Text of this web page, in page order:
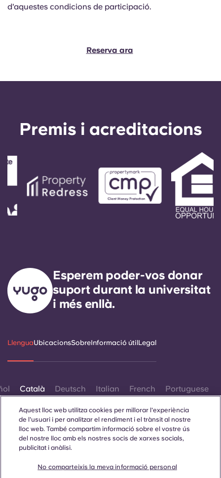
d'aquestes condicions de participació.
Reserva ara
Premis i acreditacions
Esperem poder-vos donar
suport durant la universitat
i més enllà.
LlenguaUbicacionsSobreInformació útilLegal
Català Deutsch Italian French Portuguese
Aquest lloc web utilitza cookies per millorar l'experiència
de l'usuari i per analitzar el rendiment i el trànsit al nostre
lloc web. També compartim informació sobre el vostre ús
del nostre lloc amb els nostres socis de xarxes socials,
publicitat i anàlisi.
No comparteixis la meva informació personal